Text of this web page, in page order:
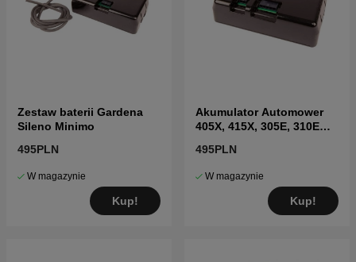
Zestaw baterii Gardena
Sileno Minimo
495PLN
W magazynie
Kup!
Akumulator Automower
405X, 415X, 305E, 310E
495PLN
W magazynie
Kup!